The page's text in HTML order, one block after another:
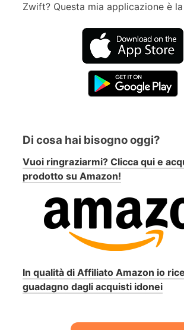
Zwift? Questa mia applicazione è
Di cosa hai bisogno oggi?
Vuoi ringraziarmi? Clicca qui e
prodotto su Amazon!
In qualità di Affiliato Amazon io
guadagno dagli acquisti idonei